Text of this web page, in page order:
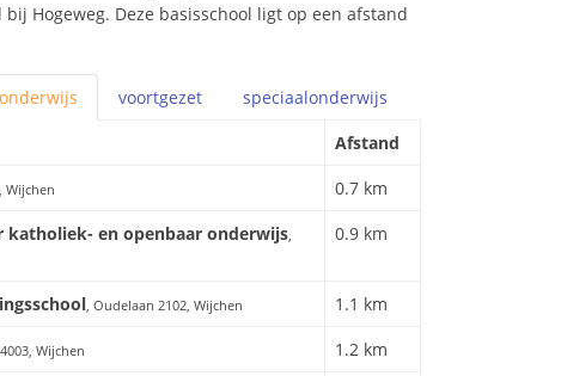
Hogeweg. Deze basisschool ligt op een afstand
onderwijs voortgezet speciaalonderwijs
Afstand
Wijchen
0.7 km
katholiek- en openbaar onderwijs,
0.9 km
, Oudelaan 2102, Wijchen
1.1 km
Wijchen
1.2 km